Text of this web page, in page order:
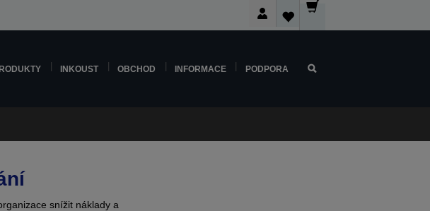
INKOUST OBCHOD INFORMACE PODPORA
snížit náklady a